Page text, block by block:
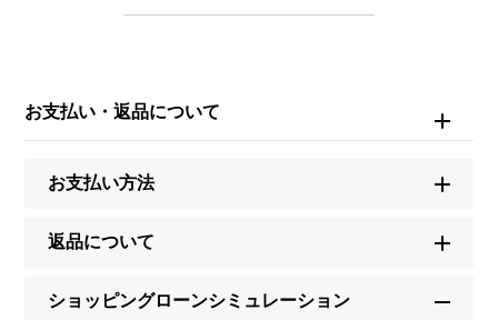
モデル名
アルファプティ
型番
お支払い・返品について
お支払い方法
返品について
ショッピングローンシミュレーション